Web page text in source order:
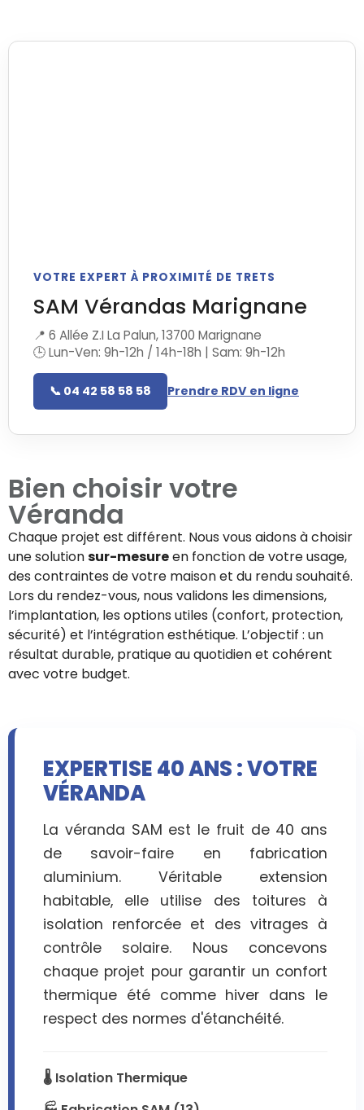
VOTRE EXPERT À PROXIMITÉ DE TRETS
SAM Vérandas Marignane
📍 6 Allée Z.I La Palun, 13700 Marignane
🕒 Lun-Ven: 9h-12h / 14h-18h | Sam: 9h-12h
📞 04 42 58 58 58 Prendre RDV en ligne
Bien choisir votre
Véranda
Chaque projet est différent. Nous vous aidons à choisir
une solutionsur-mesureen fonction de votre usage,
des contraintes de votre maison et du rendu souhaité.
Lors du rendez-vous, nous validons les dimensions,
l’implantation, les options utiles (confort, protection,
sécurité) et l’intégration esthétique. L’objectif : un
résultat durable, pratique au quotidien et cohérent
avec votre budget.
EXPERTISE 40 ANS : VOTRE
VÉRANDA
La véranda SAM est le fruit de 40 ans
de savoir-faire en fabrication
aluminium. Véritable extension
habitable, elle utilise des toitures à
isolation renforcée et des vitrages à
contrôle solaire. Nous concevons
chaque projet pour garantir un confort
thermique été comme hiver dans le
respect des normes d'étanchéité.
🌡️ Isolation Thermique